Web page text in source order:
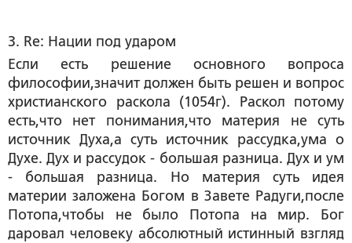
3. Re: Нации под ударом
Если есть решение основного вопроса
философии,значит должен быть решен и вопрос
христианского раскола (1054г). Раскол потому
есть,что нет понимания,что материя не суть
источник Духа,а суть источник рассудка,ума о
Духе. Дух и рассудок - большая разница. Дух и ум
- большая разница. Но материя суть идея
материи заложена Богом в Завете Радуги,после
Потопа,чтобы не было Потопа на мир. Бог
даровал человеку абсолютный истинный взгляд